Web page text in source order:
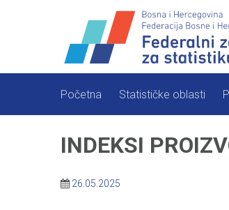
Početna Statističke oblasti
INDEKSI
26.05.2025